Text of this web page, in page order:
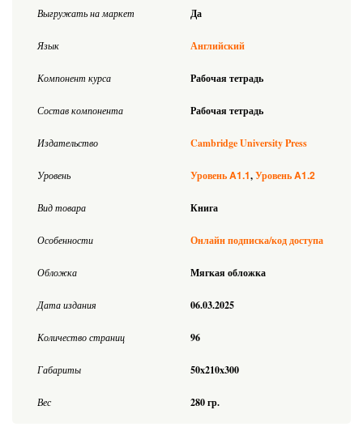
Выгружать на маркет Да
Язык Английский
Компонент курса Рабочая тетрадь
Состав компонента Рабочая тетрадь
Издательство Cambridge University Press
Уровень УровеньA1.1 УровеньA1.2
Вид товара Книга
Особенности Онлайн подписка/код доступа
Обложка Мягкая обложка
Дата издания 06.03.2025
Количество страниц 96
Габариты 50x210x300
Вес 280 гр.